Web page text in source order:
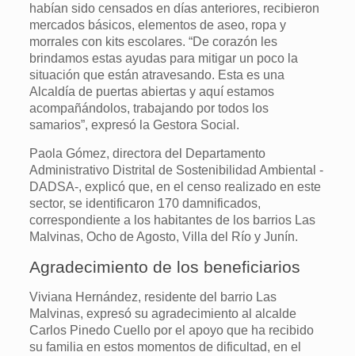
habían sido censados en días anteriores, recibieron
mercados básicos, elementos de aseo, ropa y
morrales con kits escolares. “De corazón les
brindamos estas ayudas para mitigar un poco la
situación que están atravesando. Esta es una
Alcaldía de puertas abiertas y aquí estamos
acompañándolos, trabajando por todos los
samarios”, expresó la Gestora Social.
Paola Gómez, directora del Departamento
Administrativo Distrital de Sostenibilidad Ambiental -
DADSA-, explicó que, en el censo realizado en este
sector, se identificaron 170 damnificados,
correspondiente a los habitantes de los barrios Las
Malvinas, Ocho de Agosto, Villa del Río y Junín.
Agradecimiento de los beneficiarios
Viviana Hernández, residente del barrio Las
Malvinas, expresó su agradecimiento al alcalde
Carlos Pinedo Cuello por el apoyo que ha recibido
su familia en estos momentos de dificultad, en el